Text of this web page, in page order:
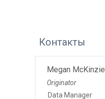
Контакты
Megan McKinzie
Originator
Data Manager